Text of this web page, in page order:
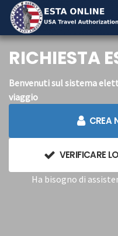
RICHIESTA
Benvenuti sul sistema
viaggio
CREA
VERIFICARE
Ha bisogno di